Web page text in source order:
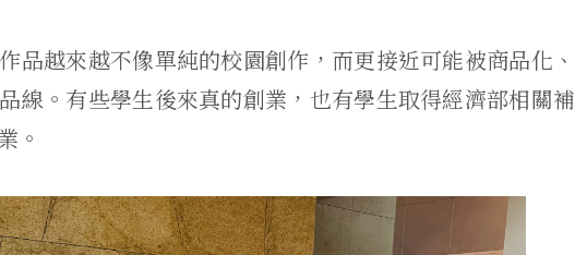
品越來越不像單純的校園創作，而更接近可能被商品化、
線。有些學生後來真的創業，也有學生取得經濟部相關補
。